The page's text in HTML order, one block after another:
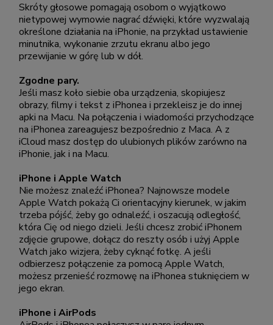
Skróty głosowe pomagają osobom o wyjątkowo
nietypowej wymowie nagrać dźwięki, które wyzwalają
określone działania na iPhonie, na przykład ustawienie
minutnika, wykonanie zrzutu ekranu albo jego
przewijanie w górę lub w dół.
Zgodne pary.
Jeśli masz koło siebie oba urządzenia, skopiujesz
obrazy, filmy i tekst z iPhonea i przekleisz je do innej
apki na Macu. Na połączenia i wiadomości przychodzące
na iPhonea zareagujesz bezpośrednio z Maca. A z
iCloud masz dostęp do ulubionych plików zarówno na
iPhonie, jak i na Macu.
iPhone i Apple Watch
Nie możesz znaleźć iPhonea? Najnowsze modele
Apple Watch pokażą Ci orientacyjny kierunek, w jakim
trzeba pójść, żeby go odnaleźć, i oszacują odległość,
która Cię od niego dzieli. Jeśli chcesz zrobić iPhonem
zdjęcie grupowe, dołącz do reszty osób i użyj Apple
Watch jako wizjera, żeby cyknąć fotkę. A jeśli
odbierzesz połączenie za pomocą Apple Watch,
możesz przenieść rozmowę na iPhonea stuknięciem w
jego ekran.
iPhone i AirPods